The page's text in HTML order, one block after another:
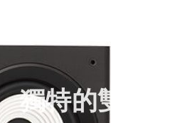
獨特的雙色